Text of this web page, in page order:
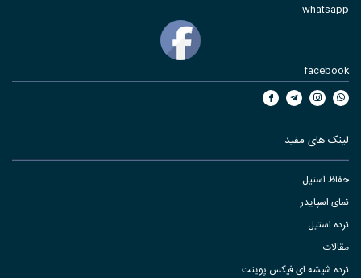
whatsapp
facebook
لینک های مفید
حفاظ استیل
نمای اسپایدر
نرده استیل
مقالات
نرده شیشه ای فیکس پوینت